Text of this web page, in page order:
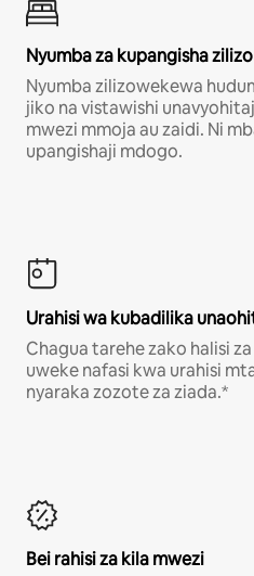
Nyumba za kupangisha
Nyumba zilizowekewa
jiko na vistawishi
mwezi mmoja au zaidi. Ni
upangishaji mdogo.
Urahisi wa kubadilika
Chagua tarehe zako halisi
uweke nafasi kwa urahisi
nyaraka zozote za ziada.*
Bei rahisi za kila mwezi